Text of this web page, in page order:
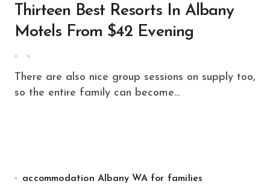
Thirteen Best Resorts In Albany
Motels From $42 Evening
There are also nice group sessions on supply too,
so the entire family can become...
accommodation Albany WA for families